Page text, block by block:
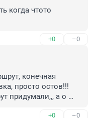
когда чтото
+0 –0
конечная
просто остов!!!
придумали,,, а о
+0 –0